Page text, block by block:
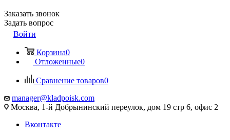
Заказать звонок
Задать вопрос
Войти
Корзина0
Отложенные0
Сравнение товаров0
manager@kladpoisk.com
Москва, 1-й Добрынинский переулок, дом 19 стр 6, офис 2
Вконтакте